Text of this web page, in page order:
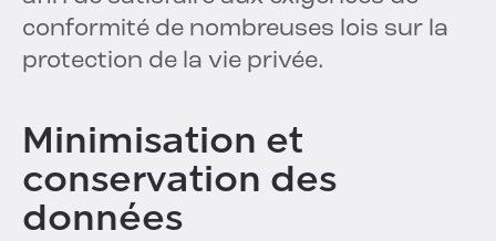
conformité de nombreuses lois sur la
protection de la vie privée.
Minimisation et
conservation des
données